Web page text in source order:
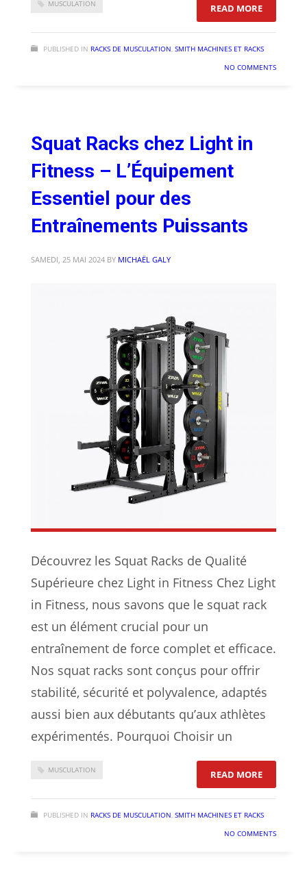
MUSCULATION READ MORE: POWER
PUBLISHED IN RACKS DE MUSCULATION, SMITH MACHINES ET RACKS
NO COMMENTS
Squat Racks chez Light in
Fitness – L’Équipement
Essentiel pour des
Entraînements Puissants
SAMEDI, 25 MAI 2024 BY MICHAËL GALY
Découvrez les Squat Racks de Qualité
Supérieure chez Light in Fitness Chez Light
in Fitness, nous savons que le squat rack
est un élément crucial pour un
entraînement de force complet et efficace.
Nos squat racks sont conçus pour offrir
stabilité, sécurité et polyvalence, adaptés
aussi bien aux débutants qu’aux athlètes
expérimentés. Pourquoi Choisir un
MUSCULATION READ MORE: SQUAT
PUBLISHED IN RACKS DE MUSCULATION, SMITH MACHINES ET RACKS
NO COMMENTS